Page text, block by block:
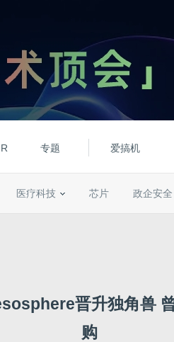
专题 爱搞机
医疗科技 芯片 政企安全
晋升独角兽
购